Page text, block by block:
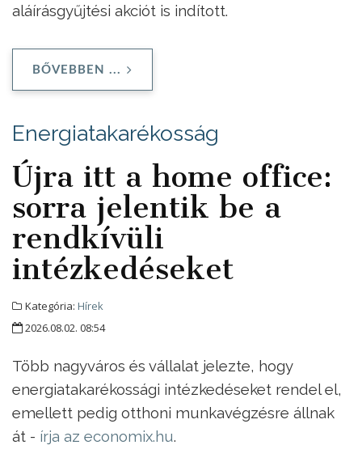
aláírásgyűjtési akciót is indított.
BŐVEBBEN ...
Energiatakarékosság
Újra itt a home office:
sorra jelentik be a
rendkívüli
intézkedéseket
Kategória: Hírek
2026.08.02. 08:54
Több nagyváros és vállalat jelezte, hogy
energiatakarékossági intézkedéseket rendel el,
emellett pedig otthoni munkavégzésre állnak
át - írja az economix.hu.